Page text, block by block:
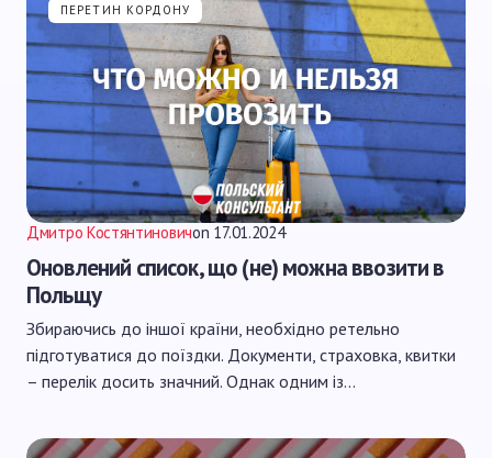
ПЕРЕТИН КОРДОНУ
Дмитро Костянтиновичon 17.01.2024
Оновлений список, що (не) можна ввозити в
Польщу
Збираючись до іншої країни, необхідно ретельно
підготуватися до поїздки. Документи, страховка, квитки
– перелік досить значний. Однак одним із…